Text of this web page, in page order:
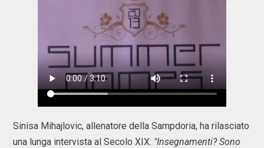
Sinisa Mihajlovic, allenatore della Sampdoria, ha rilasciato
una lunga intervista al Secolo XIX: "Insegnamenti? Sono